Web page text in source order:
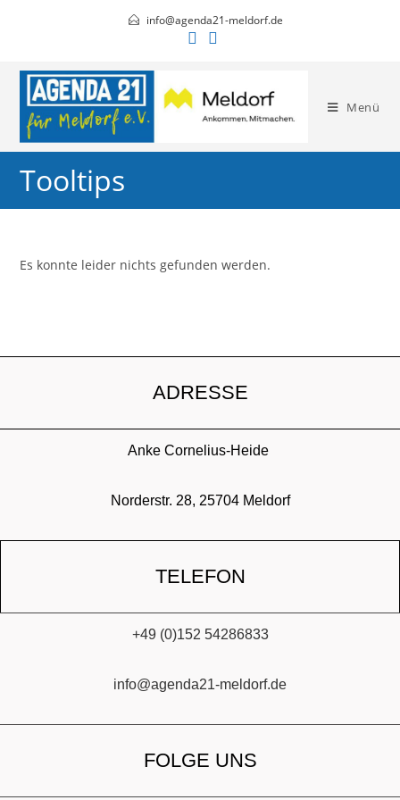
info@agenda21-meldorf.de
Menü
Tooltips
Es konnte leider nichts gefunden werden.
ADRESSE
Anke Cornelius-Heide
Norderstr. 28, 25704 Meldorf
TELEFON
+49 (0)152 54286833
info@agenda21-meldorf.de
FOLGE UNS